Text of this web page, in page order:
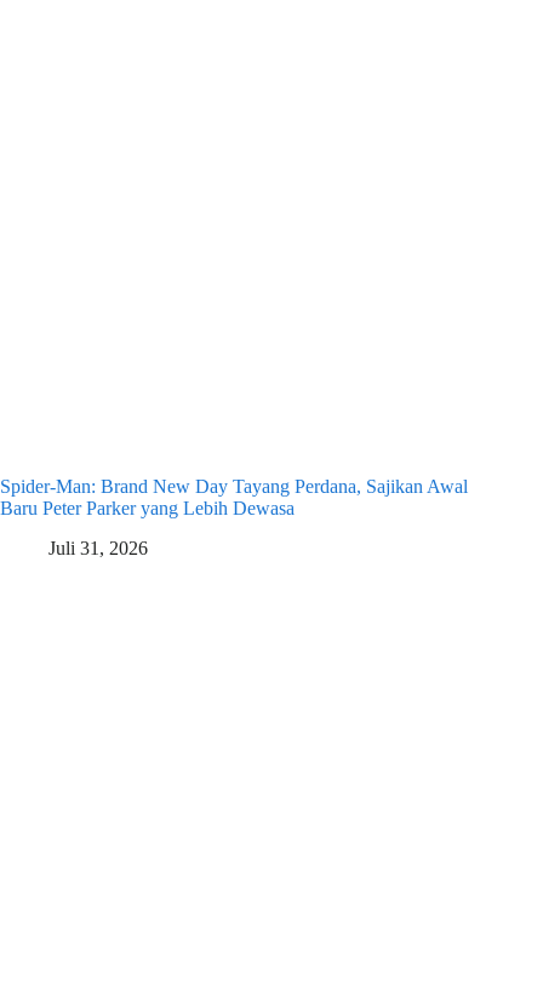
Spider-Man: Brand New Day Tayang Perdana, Sajikan Awal
Baru Peter Parker yang Lebih Dewasa
Juli 31, 2026